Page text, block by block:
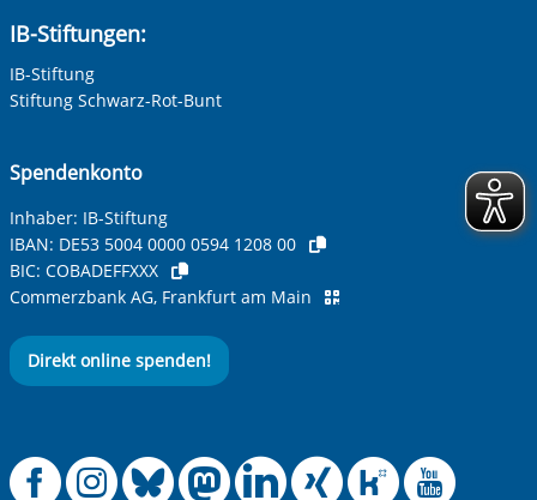
IB-Stiftungen:
IB-Stiftung
Stiftung Schwarz-Rot-Bunt
Spendenkonto
Inhaber: IB-Stiftung
IBAN: DE53 5004 0000 0594 1208 00
BIC: COBADEFFXXX
Commerzbank AG, Frankfurt am Main
Direkt online spenden!
Offizielle
Offizielle
Offizielle
Offizielle
Offizielle